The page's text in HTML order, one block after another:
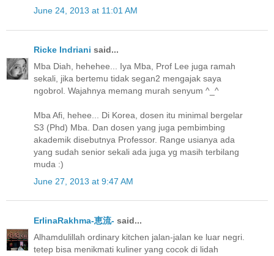
June 24, 2013 at 11:01 AM
Ricke Indriani said...
Mba Diah, hehehee... Iya Mba, Prof Lee juga ramah
sekali, jika bertemu tidak segan2 mengajak saya
ngobrol. Wajahnya memang murah senyum ^_^
Mba Afi, hehee... Di Korea, dosen itu minimal bergelar
S3 (Phd) Mba. Dan dosen yang juga pembimbing
akademik disebutnya Professor. Range usianya ada
yang sudah senior sekali ada juga yg masih terbilang
muda :)
June 27, 2013 at 9:47 AM
ErlinaRakhma-恵流- said...
Alhamdulillah ordinary kitchen jalan-jalan ke luar negri.
tetep bisa menikmati kuliner yang cocok di lidah